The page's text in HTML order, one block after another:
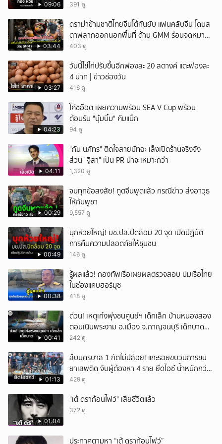
09:06 391 ดู
03:44
ดราม่าข้ามชาติไทยจีนโต้กันยับ แฟนคลับจีน โดนส
ตาฟลากออกนอกพื้นที่ ด้าน GMM ร่อนจดหมาย
แถลง
403 ดู
03:27
วันนี้ไข่ไก่ปรับขึ้นอีกฟองละ 20 สตางค์ แตะฟองละ
4 บาท | ข่าวช่องวัน
416 ดู
04:23
โค้ชอ๊อต เผยความพร้อม SEA V Cup พร้อม
ต้อนรับ "บุ๋มบิ๋ม" คัมแบ็ก
94 ดู
04:11
"กัน นภัทร" ติดใจสายมัทฉะ เล็งเปิดร้านจริงจัง
ส่วน "ฐิสา" เป็น PR น่าจะเหมาะกว่า
1,320 ดู
00:29
จบทุกข้อสงสัย! ทูตจีนพูดแล้ว กรณีข่าว ส่งอาวุธ
ให้กัมพูชา
9,557 ดู
00:49
บุกห้วยใหญ่! บช.ปส.ปิดล้อม 20 จุด เปิดปฏิบัติ
การคืนความปลอดภัยให้ชุมชน
146 ดู
00:38
รู้ผลแล้ว! กองทัพเรือเผยผลตรวจสอบ ปมเรือไทย
ในช่องแคบฮอร์มุซ
418 ดู
00:41
ด่วน! เหตุเก๋งพุ่งชนศูนย์ฯ เด็กเล็ก บ้านหนองสอง
ตอนเนินพระงาม อ.เมือง จ.กาญจนบุรี เด็กบาด
เจ็บ 13 ราย
242 ดู
01:13
สืบนครบาล 1 กัดไม่ปล่อย! แกะรอยขบวนการขน
ยาเสพติด จับผู้ต้องหา 4 ราย ยึดไอซ์ น้ำหนักกว่า
300 กก. ก่อนเข้ากลางกรุง
429 ดู
01:04
"เต้ ดราก้อนไฟว์" เสียชีวิตแล้ว
372 ดู
ประกาศตามหา “เต้ ดราก้อนไฟว์”